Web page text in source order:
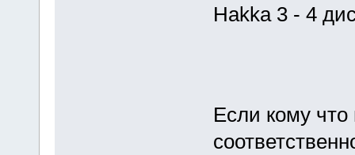
Hakka 3 - 4
Если кому